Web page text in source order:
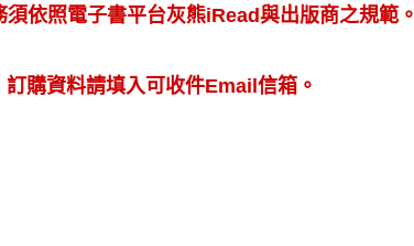
依照電子書平台灰熊iRead與出版商之規範。
購資料請填入可收件Email信箱。